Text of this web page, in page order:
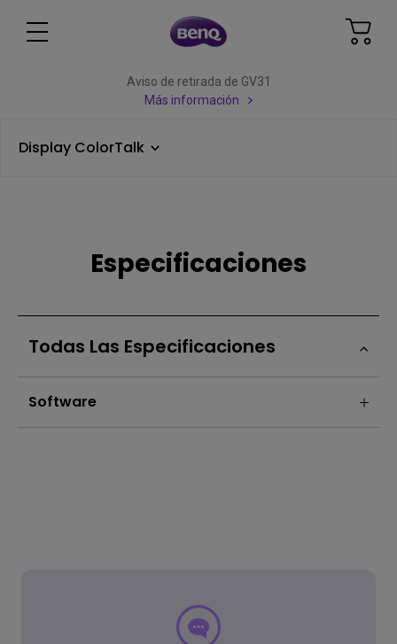
Aviso de retirada de GV31
Más información
Display ColorTalk
Especificaciones
Todas Las Especificaciones
Software